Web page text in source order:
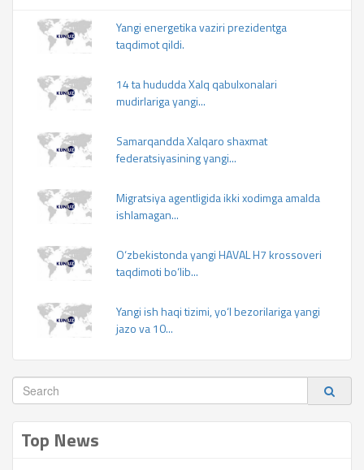
Yangi energetika vaziri prezidentga
taqdimot qildi.
14 ta hududda Xalq qabulxonalari
mudirlariga yangi...
Samarqandda Xalqaro shaxmat
federatsiyasining yangi...
Migratsiya agentligida ikki xodimga amalda
ishlamagan...
O‘zbekistonda yangi HAVAL H7 krossoveri
taqdimoti bo‘lib...
Yangi ish haqi tizimi, yo‘l bezorilariga yangi
jazo va 10...
Top News